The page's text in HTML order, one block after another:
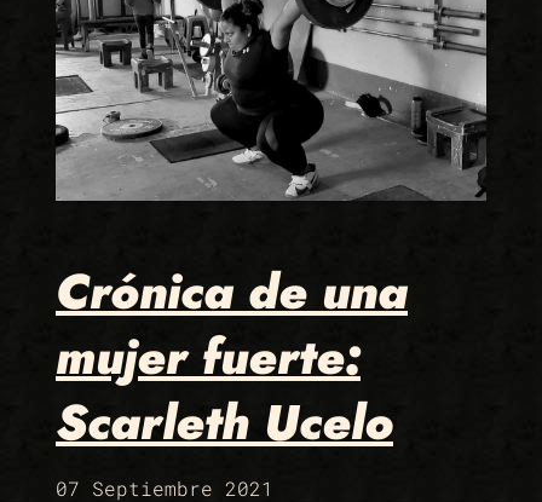
Crónica de una
mujer fuerte:
Scarleth Ucelo
07 Septiembre 2021